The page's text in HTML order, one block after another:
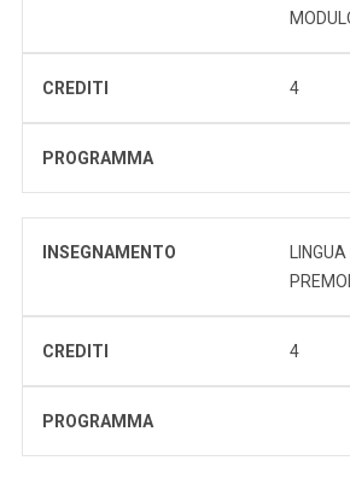
CREDITI 4
PROGRAMMA
INSEGNAMENTO
CREDITI 4
PROGRAMMA